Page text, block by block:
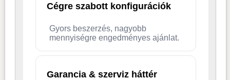
Cégre szabott konfigurációk
Gyors beszerzés, nagyobb
mennyiségre engedményes ajánlat.
Garancia & szerviz háttér